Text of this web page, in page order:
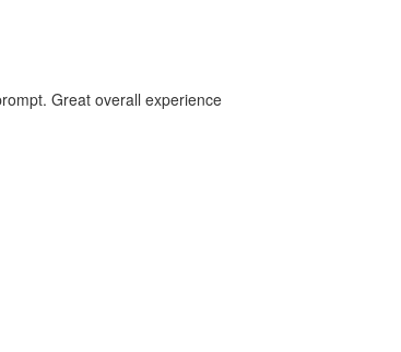
Great overall experience